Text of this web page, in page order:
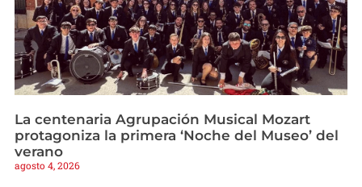
La centenaria Agrupación Musical Mozart
protagoniza la primera ‘Noche del Museo’ del
verano
agosto 4, 2026